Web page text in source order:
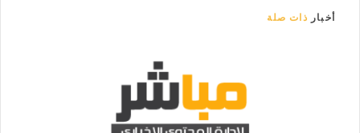
أخبار ذات صلة